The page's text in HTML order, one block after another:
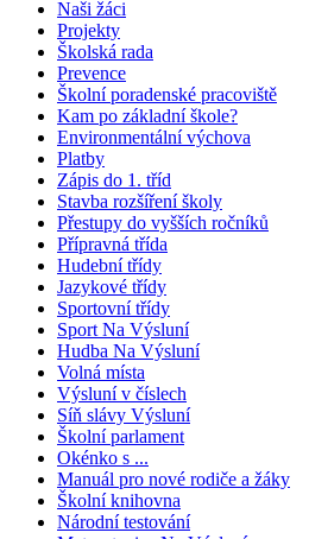
Naši žáci
Projekty
Školská rada
Prevence
Školní poradenské pracoviště
Kam po základní škole?
Environmentální výchova
Platby
Zápis do 1. tříd
Stavba rozšíření školy
Přestupy do vyšších ročníků
Přípravná třída
Hudební třídy
Jazykové třídy
Sportovní třídy
Sport Na Výsluní
Hudba Na Výsluní
Volná místa
Výsluní v číslech
Síň slávy Výsluní
Školní parlament
Okénko s ...
Manuál pro nové rodiče a žáky
Školní knihovna
Národní testování